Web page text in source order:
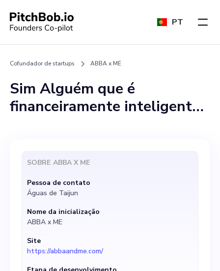
PT
Cofundador de startups ABBA x ME
Sim Alguém que é
financeiramente inteligente
SOBRE ABBA X ME
Pessoa de contato
Águas de Taijun
Nome da inicialização
ABBA x ME
Site
https://abbaandme.com/